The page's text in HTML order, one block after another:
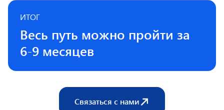
ИТОГ
Весь путь можно пройти за
6-9 месяцев
Связаться с нами